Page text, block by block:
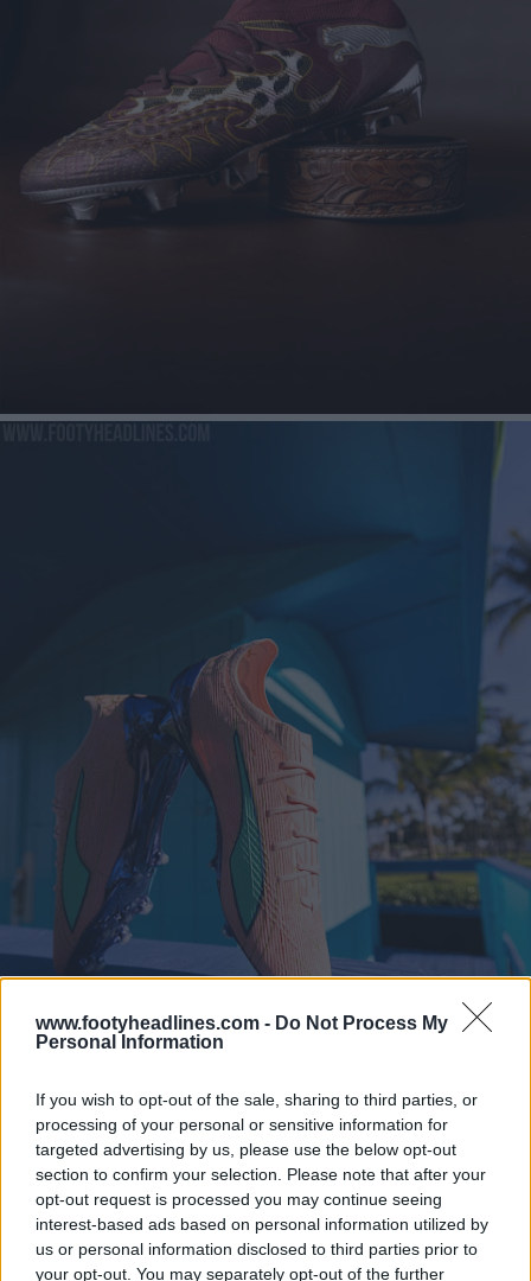
www.footyheadlines.com - Do Not Process My
Personal Information
If you wish to opt-out of the sale, sharing to third parties, or
processing of your personal or sensitive information for
targeted advertising by us, please use the below opt-out
section to confirm your selection. Please note that after your
opt-out request is processed you may continue seeing
interest-based ads based on personal information utilized by
us or personal information disclosed to third parties prior to
your opt-out. You may separately opt-out of the further